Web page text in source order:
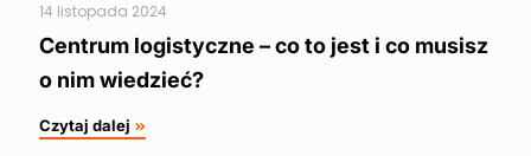
14 listopada 2024
Centrum logistyczne – co to jest i co musisz
o nim wiedzieć?
Czytaj dalej